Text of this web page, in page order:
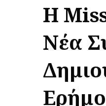
Η
Νέα